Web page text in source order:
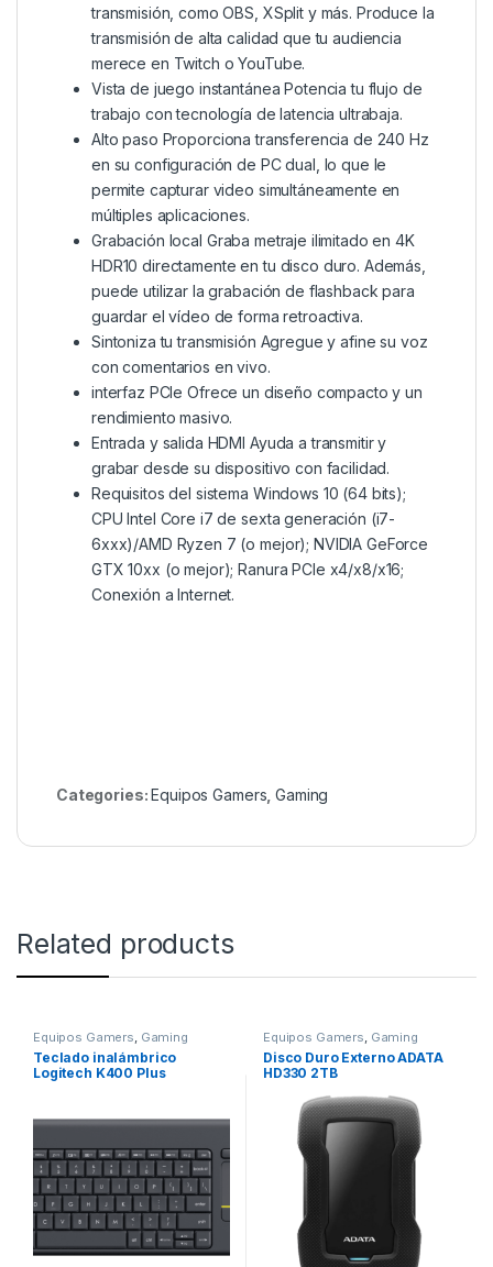
transmisión, como OBS, XSplit y más. Produce la
transmisión de alta calidad que tu audiencia
merece en Twitch o YouTube.
Vista de juego instantánea Potencia tu flujo de
trabajo con tecnología de latencia ultrabaja.
Alto paso Proporciona transferencia de 240 Hz
en su configuración de PC dual, lo que le
permite capturar video simultáneamente en
múltiples aplicaciones.
Grabación local Graba metraje ilimitado en 4K
HDR10 directamente en tu disco duro. Además,
puede utilizar la grabación de flashback para
guardar el vídeo de forma retroactiva.
Sintoniza tu transmisión Agregue y afine su voz
con comentarios en vivo.
interfaz PCIe Ofrece un diseño compacto y un
rendimiento masivo.
Entrada y salida HDMI Ayuda a transmitir y
grabar desde su dispositivo con facilidad.
Requisitos del sistema Windows 10 (64 bits);
CPU Intel Core i7 de sexta generación (i7-
6xxx)/AMD Ryzen 7 (o mejor); NVIDIA GeForce
GTX 10xx (o mejor); Ranura PCIe x4/x8/x16;
Conexión a Internet.
Categories:Equipos Gamers ,Gaming
Related products
Equipos Gamers, Gaming
Teclado inalámbrico
Logitech K400 Plus
Equipos Gamers, Gaming
Disco Duro Externo ADATA
HD330 2TB